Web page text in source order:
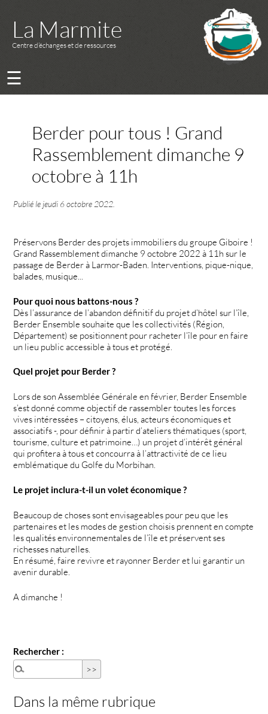
La Marmite
Centre d’échanges et de ressources
☰
Berder pour tous ! Grand
Rassemblement dimanche 9
octobre à 11h
Publié le jeudi 6 octobre 2022
Préservons Berder des projets immobiliers du groupe Giboire !
Grand Rassemblement dimanche 9 octobre 2022 à 11h sur le
passage de Berder à Larmor-Baden. Interventions, pique-nique,
balades, musique...
Pour quoi nous battons-nous ?
Dès l’assurance de l’abandon définitif du projet d’hôtel sur l’île,
Berder Ensemble souhaite que les collectivités (Région,
Département) se positionnent pour racheter l’île pour en faire
un lieu public accessible à tous et protégé.
Quel projet pour Berder ?
Lors de son Assemblée Générale en février, Berder Ensemble
s’est donné comme objectif de rassembler toutes les forces
vives intéressées – citoyens, élus, acteurs économiques et
associatifs -, pour définir à partir d’ateliers thématiques (sport,
tourisme, culture et patrimoine…) un projet d’intérêt général
qui profitera à tous et concourra à l’attractivité de ce lieu
emblématique du Golfe du Morbihan.
Le projet inclura-t-il un volet économique ?
Beaucoup de choses sont envisageables pour peu que les
partenaires et les modes de gestion choisis prennent en compte
les qualités environnementales de l’île et préservent ses
richesses naturelles.
En résumé, faire revivre et rayonner Berder et lui garantir un
avenir durable.
A dimanche !
Rechercher :
Dans la même rubrique